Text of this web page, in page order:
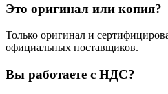
Это оригинал или копия?
Только оригинал и
официальных поставщиков.
Вы работаете с НДС?